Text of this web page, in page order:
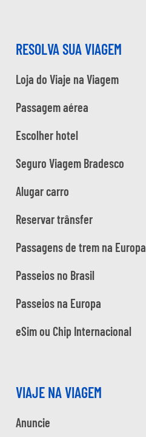
RESOLVA SUA VIAGEM
Loja do Viaje na Viagem
Passagem aérea
Escolher hotel
Seguro Viagem Bradesco
Alugar carro
Reservar trânsfer
Passagens de trem na Europa
Passeios no Brasil
Passeios na Europa
eSim ou Chip Internacional
VIAJE NA VIAGEM
Anuncie